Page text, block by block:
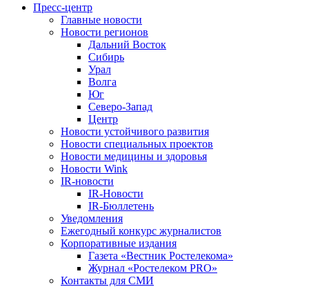
Пресс-центр
Главные новости
Новости регионов
Дальний Восток
Сибирь
Урал
Волга
Юг
Северо-Запад
Центр
Новости устойчивого развития
Новости специальных проектов
Новости медицины и здоровья
Новости Wink
IR-новости
IR-Новости
IR-Бюллетень
Уведомления
Ежегодный конкурс журналистов
Корпоративные издания
Газета «Вестник Ростелекома»
Журнал «Ростелеком PRO»
Контакты для СМИ